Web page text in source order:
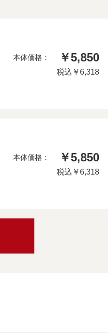
本体価格： ￥5,850
税込 ￥6,318
本体価格： ￥5,850
税込 ￥6,318